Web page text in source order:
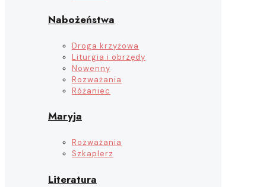
Nabożeństwa
Droga krzyżowa
Liturgia i obrzędy
Nowenny
Rozważania
Różaniec
Maryja
Rozważania
Szkaplerz
Literatura